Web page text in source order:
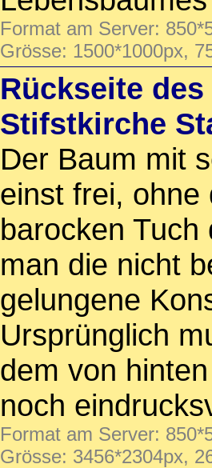
Format am Server:
Grösse: 1500*1000px,
Rückseite
Stifstkirche
Der Baum mit
einst frei, ohne
barocken Tuch
man die nicht
gelungene
Ursprünglich
dem von
noch
Format am Server:
Grösse: 3456*2304px,